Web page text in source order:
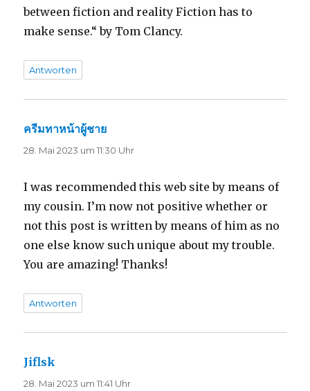
between fiction and reality Fiction has to
make sense.“ by Tom Clancy.
Antworten
ครีมทาหน้าผู้ชาย
28. Mai 2023 um 11:30 Uhr
I was recommended this web site by means of
my cousin. I’m now not positive whether or
not this post is written by means of him as no
one else know such unique about my trouble.
You are amazing! Thanks!
Antworten
Jiflsk
28. Mai 2023 um 11:41 Uhr